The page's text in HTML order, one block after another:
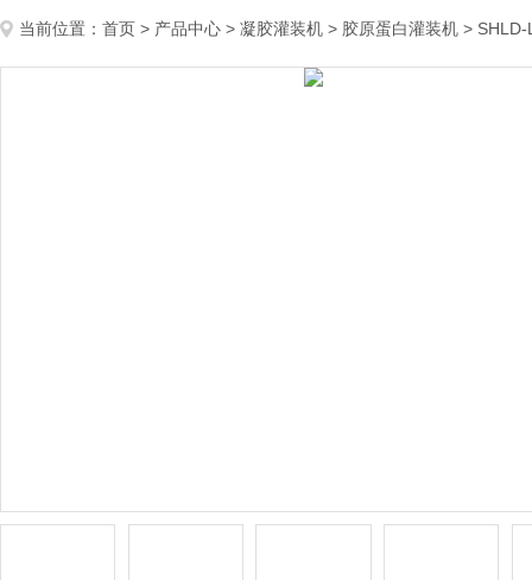
当前位置： 首页 > 产品中心 > 凝胶灌装机 > 胶原蛋白灌装机 > SHLD-